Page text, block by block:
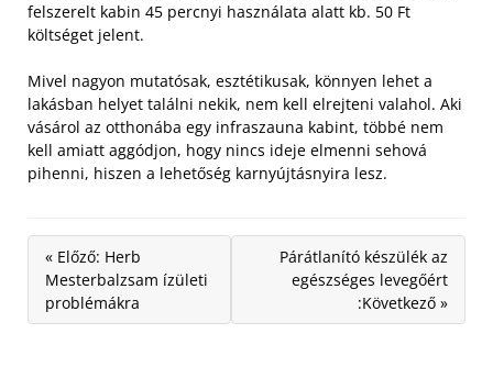
felszerelt kabin 45 percnyi használata alatt kb. 50 Ft
költséget jelent.
Mivel nagyon mutatósak, esztétikusak, könnyen lehet a
lakásban helyet találni nekik, nem kell elrejteni valahol. Aki
vásárol az otthonába egy infraszauna kabint, többé nem
kell amiatt aggódjon, hogy nincs ideje elmenni sehová
pihenni, hiszen a lehetőség karnyújtásnyira lesz.
« Előző: Herb
Mesterbalzsam ízületi
problémákra
Párátlanító készülék az
egészséges levegőért
:Következő »